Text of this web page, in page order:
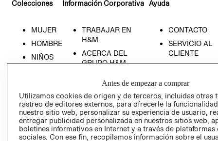
Colecciones
MUJER
HOMBRE
NIÑOS
Información Corporativa
TRABAJAR EN
H&M
ACERCA DEL
GRUPO H&M
SOCIAL
PRENSA
RELACIÓN CON
INVERSIONISTAS
POLÍTICA
Ayuda
CONTACTO
SERVICIO AL
CLIENTE
NUESTRAS
TIENDAS
- RETIRO EN
TIENDA
TÉRMINOS Y
Antes de empezar a comprar
Utilizamos cookies de origen y de terceros, incluidas otras
rastreo de editores externos, para ofrecerle la
nuestro sitio web, personalizar su experiencia de usuario,
entregar publicidad personalizada en nuestros sitios web,
boletines informativos en Internet y a través de plataformas
sociales. Con ese fin, recopilamos información sobre el